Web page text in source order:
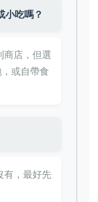
小吃嗎？
商店，但選
或自帶食
有，最好先